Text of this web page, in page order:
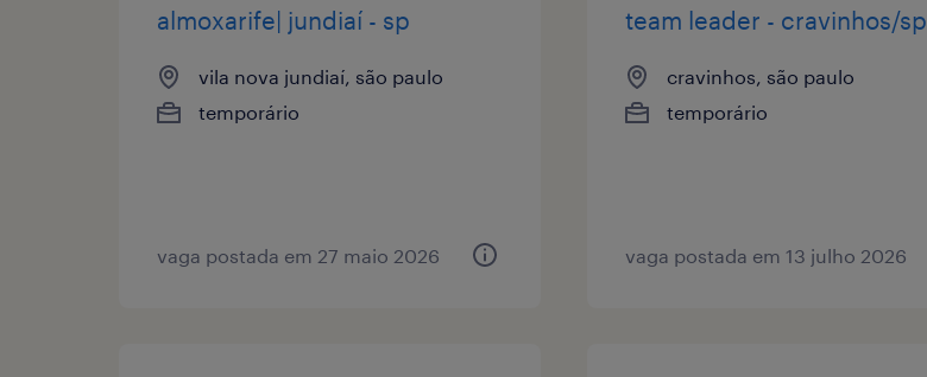
almoxarife| jundiaí - sp
vila nova jundiaí, são paulo
temporário
vaga postada em 27 maio 2026
team leader - cravinhos/sp
cravinhos, são paulo
temporário
vaga postada em 13 julho 2026